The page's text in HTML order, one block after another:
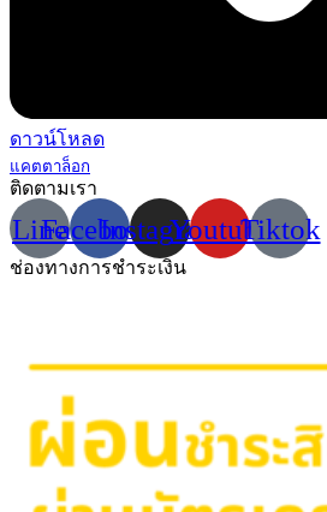
ดาวน์โหลด
แคตตาล็อก
ติดตามเรา
LineFacebookInstagramYoutubeTiktok
ช่องทางการชำระเงิน